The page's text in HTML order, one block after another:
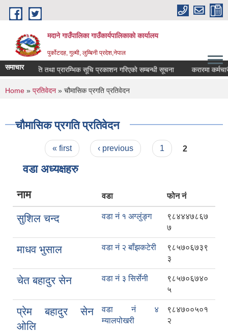
Skip to main content
मदाने गाउँपालिका गाउँकार्यपालिकाको कार्यालय
पुर्कोटदह, गुल्मी, लुम्बिनी प्रदेश,नेपाल
समाचार
परीक्षा मिति तथा प्रारम्भिक सूचि प्रकाशन गरिएको सम्बन्धी सूचना करारमा
You are here
Home » प्रतिवेदन » चौमासिक प्रगति प्रतिवेदन
चौमासिक प्रगति प्रतिवेदन
Pages« first ‹ previous 1 2
वडा अध्यक्षहरु
नाम वडा फोन नं
सुशिल चन्द वडा नं १ अग्लुंङ्ग
९८४४४७८६७
७
माधव भुसाल वडा नं २ बाँझकटेरी
९८५७०६७३९
३
चेत बहादुर सेन वडा नं ३ सिर्सेनी
९८५७०६७४०
५
प्रेम बहादुर सेन
ओलि
वडा नं ४
म्यालपोखरी
९८४७००५०१
२